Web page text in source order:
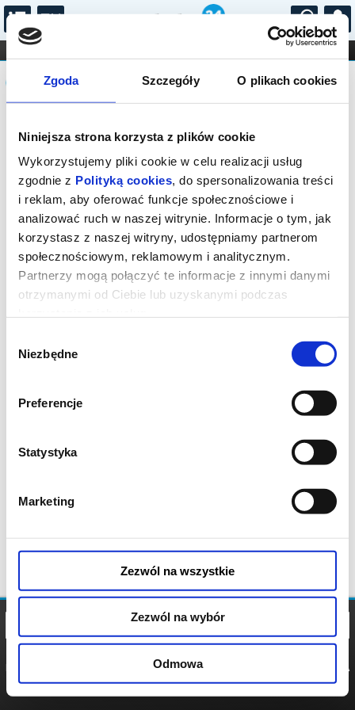
Zgoda Szczegóły O plikach cookies
Niniejsza strona korzysta z plików cookie
Wykorzystujemy pliki cookie w celu realizacji usług
zgodnie z Polityką cookies, do spersonalizowania treści
i reklam, aby oferować funkcje społecznościowe i
analizować ruch w naszej witrynie. Informacje o tym, jak
korzystasz z naszej witryny, udostępniamy partnerom
społecznościowym, reklamowym i analitycznym.
Partnerzy mogą połączyć te informacje z innymi danymi
otrzymanymi od Ciebie lub uzyskanymi podczas
zgody
Niezbędne
Preferencje
Statystyka
Marketing
Zezwól na wszystkie
Zezwól na wybór
Odmowa
...
FILHARMONIA OPERA I BALET
STAND-UP
DLA DZIECI
Komunikat
Sprzedaż biletów online została
zakończona. Zapytaj o dostępność
biletów w kasie.
POLITYKA
POLITYKA